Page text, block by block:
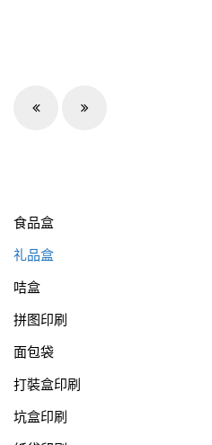
食品盒
礼品盒
咭盒
拼图印刷
面包袋
打裝盒印刷
坑盒印刷